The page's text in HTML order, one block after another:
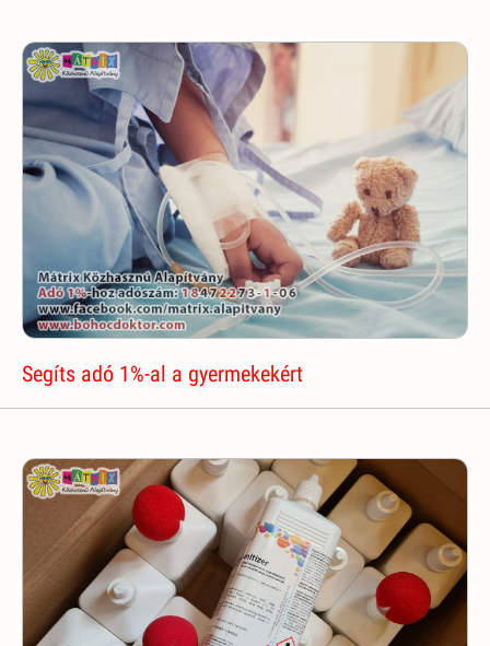
Segíts adó 1%-al a gyermekekért